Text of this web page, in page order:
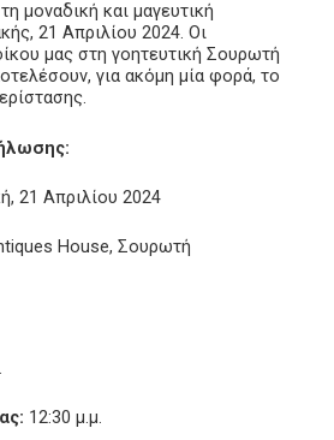
μοναδική και μαγευτική
21 Απριλίου 2024. Οι
μας στη γοητευτική Σουρωτή
για ακόμη μία φορά, το
21 Απριλίου 2024
House, Σουρωτή
12:30 μ.μ.